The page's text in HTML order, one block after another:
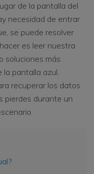
de la pantalla del
necesidad de entrar
se puede resolver
es leer nuestra
soluciones más
la pantalla azul.
recuperar los datos
pierdes durante un